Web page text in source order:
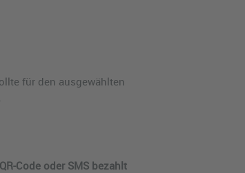
für den ausgewählten
Code oder SMS bezahlt